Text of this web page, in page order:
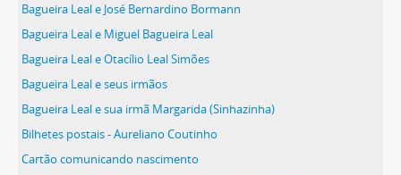
Bagueira Leal e José Bernardino Bormann
Bagueira Leal e Miguel Bagueira Leal
Bagueira Leal e Otacílio Leal Simões
Bagueira Leal e seus irmãos
Bagueira Leal e sua irmã Margarida (Sinhazinha)
Bilhetes postais - Aureliano Coutinho
Cartão comunicando nascimento